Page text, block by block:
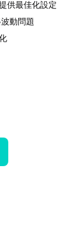
供最佳化設定
動問題